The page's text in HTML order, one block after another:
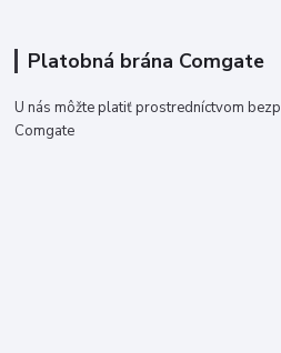
Platobná brána Comgate
U nás môžte platiť prostredníctvom
Comgate